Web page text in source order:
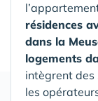
résidences
dans la
logements
intègrent
les